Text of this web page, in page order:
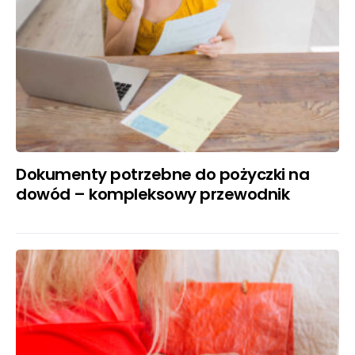
Dokumenty potrzebne do pożyczki na
dowód – kompleksowy przewodnik